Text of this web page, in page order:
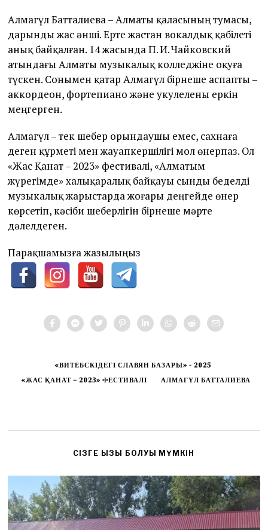
Алмагүл Батталиева – Алматы қаласының тумасы,
дарынды жас әнші. Ерте жастан вокалдық қабілеті
анық байқалған. 14 жасында П. И. Чайковский
атындағы Алматы музыкалық колледжіне оқуға
түскен. Сонымен қатар Алмагүл бірнеше аспапты –
аккордеон, фортепиано және укулелены еркін
меңгерген.
Алмагүл – тек шебер орындаушы емес, сахнаға
деген құрметі мен жауапкершілігі мол өнерпаз. Ол
«Жас Қанат – 2023» фестивалі, «Алматым
жүрегімде» халықаралық байқауы сынды беделді
музыкалық жарыстарда жоғары деңгейде өнер
көрсетіп, кәсіби шеберлігін бірнеше мәрте
дәлелдеген.
Парақшамызға жазылыңыз
«ВИТЕБСКІДЕГІ СЛАВЯН БАЗАРЫ» - 2025
«ЖАС ҚАНАТ – 2023» ФЕСТИВАЛІ
АЛМАГҮЛ БАТТАЛИЕВА
CІЗГЕ ҚЫЗЫҚ БОЛУЫ МҮМКІН